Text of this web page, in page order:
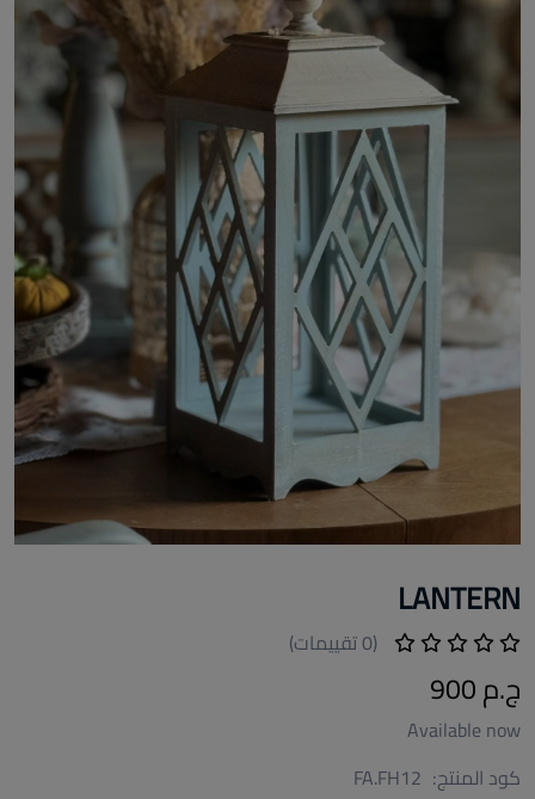
LANTERN
(0 تقييمات)
ج.م 900
Available now
كود المنتج: FA.FH12